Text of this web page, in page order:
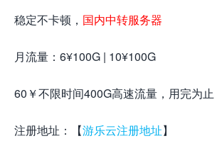
稳定不卡顿， 国内中转服务器
月流量：6¥100G | 10¥100G
60￥不限时间400G高速流量，用完为止
注册地址：【游乐云注册地址】